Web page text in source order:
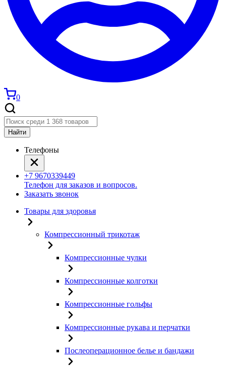
0
Найти
Телефоны
+7 9670339449
Телефон для заказов и вопросов.
Заказать звонок
Товары для здоровья
Компрессионный трикотаж
Компрессионные чулки
Компрессионные колготки
Компрессионные гольфы
Компрессионные рукава и перчатки
Послеоперационное белье и бандажи